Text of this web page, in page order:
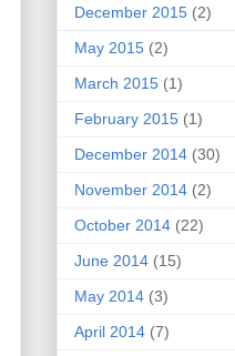
December 2015 (2)
May 2015 (2)
March 2015 (1)
February 2015 (1)
December 2014 (30)
November 2014 (2)
October 2014 (22)
June 2014 (15)
May 2014 (3)
April 2014 (7)